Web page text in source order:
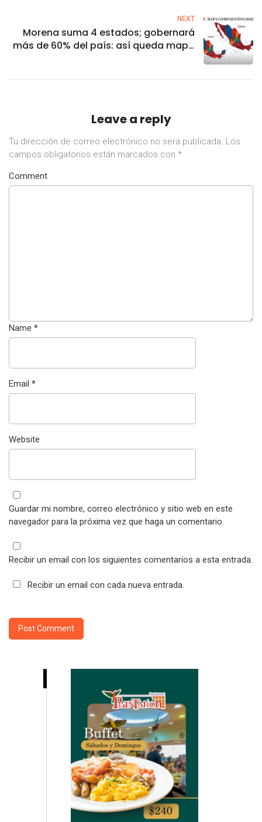
NEXT
Morena suma 4 estados; gobernará
más de 60% del país: así queda mapa
Leave a reply
Tu dirección de correo electrónico no será publicada. Los
campos obligatorios están marcados con *
Comment
Name *
Email *
Website
Guardar mi nombre, correo electrónico y sitio web en este
navegador para la próxima vez que haga un comentario.
Recibir un email con los siguientes comentarios a esta entrada.
Recibir un email con cada nueva entrada.